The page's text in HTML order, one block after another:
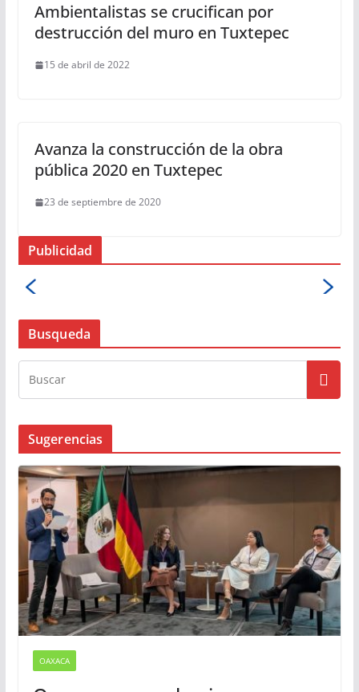
Ambientalistas se crucifican por
destrucción del muro en Tuxtepec
15 de abril de 2022
Avanza la construcción de la obra
pública 2020 en Tuxtepec
23 de septiembre de 2020
Publicidad
Busqueda
Sugerencias
OAXACA